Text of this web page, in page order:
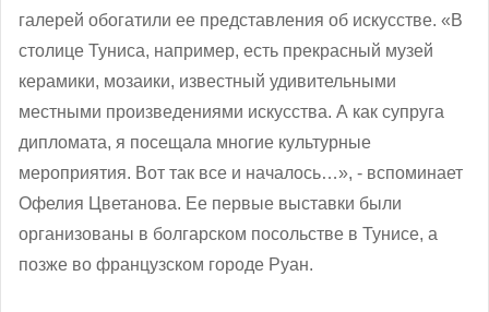
галерей обогатили ее представления об искусстве. «В
столице Туниса, например, есть прекрасный музей
керамики, мозаики, известный удивительными
местными произведениями искусства. А как супруга
дипломата, я посещала многие культурные
мероприятия. Вот так все и началось…», - вспоминает
Офелия Цветанова. Ее первые выставки были
организованы в болгарском посольстве в Тунисе, а
позже во французском городе Руан.